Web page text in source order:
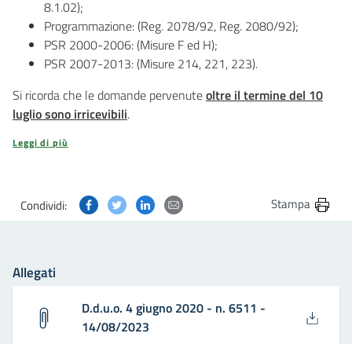
8.1.02);
Programmazione: (Reg. 2078/92, Reg. 2080/92);
PSR 2000-2006: (Misure F ed H);
PSR 2007-2013: (Misure 214, 221, 223).
Si ricorda che le domande pervenuteoltre il termine del 10
luglio sono irricevibili.
Leggi di più
Condividi: Condividi questa pagina su Facebook
Condividi questa pagina su Twitter
Condividi questa pagina su Linkedin
Condividi questa pagina via
Stampa
Allegati
D.d.u.o. 4 giugno 2020 - n. 6511 -
14/08/2023